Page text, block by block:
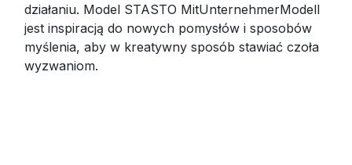
działaniu. Model STASTO MitUnternehmerModell
jest inspiracją do nowych pomysłów i sposobów
myślenia, aby w kreatywny sposób stawiać czoła
wyzwaniom.